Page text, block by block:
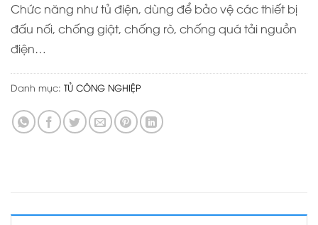
Chức năng như tủ điện, dùng để bảo vệ các thiết bị
đấu nối, chống giật, chống rò, chống quá tải nguồn
điện…
Danh mục: TỦ CÔNG NGHIỆP